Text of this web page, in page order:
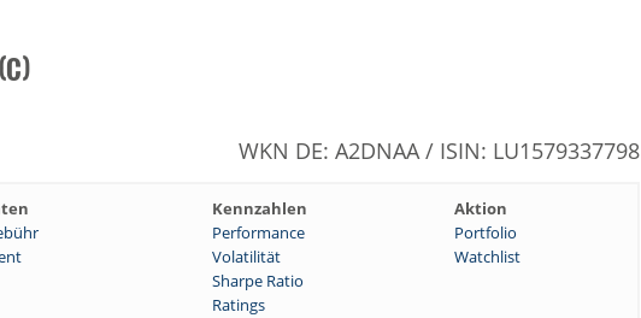
WKN DE: A2DNAA / ISIN: LU1579337798
Kennzahlen
Aktion
Performance
Portfolio
Volatilität
Watchlist
Sharpe Ratio
Ratings